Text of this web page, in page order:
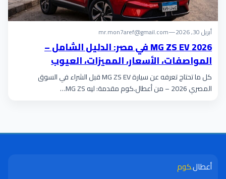
أبريل 30, 2026 —
mr.mon7aref@gmail.com
MG ZS EV 2026 في مصر: الدليل الشامل –
المواصفات، الأسعار، المميزات، العيوب
والأعطال الشائعة
كل ما تحتاج تعرفه عن سيارة MG ZS EV قبل الشراء في السوق
المصري 2026 – من أعطال.كوم مقدمة: ليه MG ZS…
أعطال.كوم